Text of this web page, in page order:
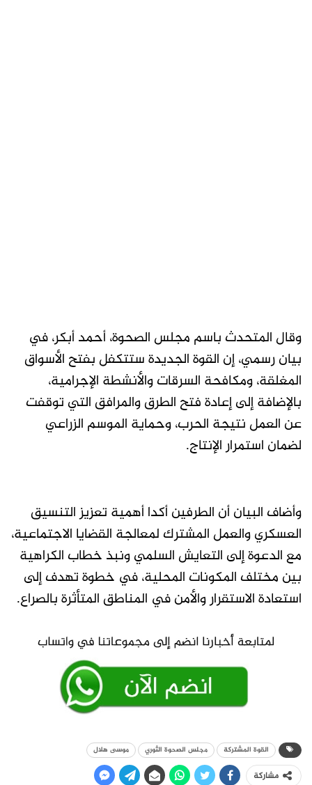
وقال المتحدث باسم مجلس الصحوة، أحمد أبكر، في
بيان رسمي، إن القوة الجديدة ستتكفل بفتح الأسواق
المغلقة، ومكافحة السرقات والأنشطة الإجرامية،
بالإضافة إلى إعادة فتح الطرق والمرافق التي توقفت
عن العمل نتيجة الحرب، وحماية الموسم الزراعي
لضمان استمرار الإنتاج.
وأضاف البيان أن الطرفين أكدا أهمية تعزيز التنسيق
العسكري والعمل المشترك لمعالجة القضايا الاجتماعية،
مع الدعوة إلى التعايش السلمي ونبذ خطاب الكراهية
بين مختلف المكونات المحلية، في خطوة تهدف إلى
استعادة الاستقرار والأمن في المناطق المتأثرة بالصراع.
القوة المشتركة مجلس الصحوة الثوري موسى هلال
مشاركة